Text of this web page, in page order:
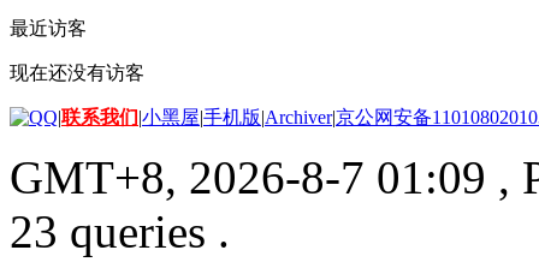
最近访客
现在还没有访客
|联系我们|小黑屋|手机版|Archiver|京公网安备
GMT+8, 2026-8-7 01:09 ,
23 queries .